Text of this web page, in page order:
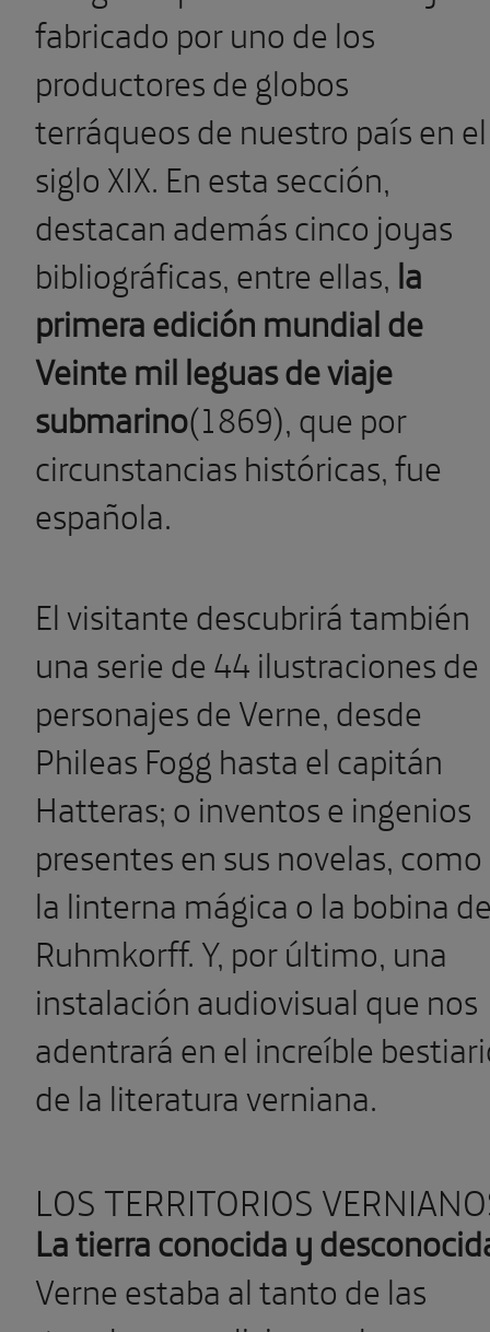
fabricado por uno de los
productores de globos
terráqueos de nuestro país en el
siglo XIX. En esta sección,
destacan además cinco joyas
bibliográficas, entre ellas, la
primera edición mundial de
Veinte mil leguas de viaje
submarino(1869), que por
circunstancias históricas, fue
española.
El visitante descubrirá también
una serie de 44 ilustraciones de
personajes de Verne, desde
Phileas Fogg hasta el capitán
Hatteras; o inventos e ingenios
presentes en sus novelas, como
la linterna mágica o la bobina
Ruhmkorff. Y, por último, una
instalación audiovisual que nos
adentrará en el increíble
de la literatura verniana.
LOS TERRITORIOS
La tierra conocida y
Verne estaba al tanto de las